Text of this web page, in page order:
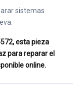
sistemas
esta pieza
para reparar el
online.